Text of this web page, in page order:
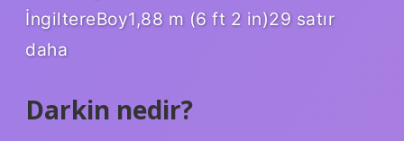
İngiltereBoy1,88 m (6 ft 2 in)29 satır
daha
Darkin nedir?